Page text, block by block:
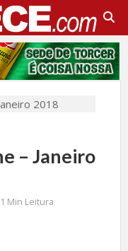
– Janeiro
1 Min Leitura